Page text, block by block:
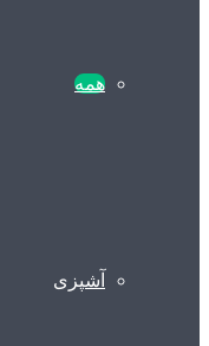
همه
آشپزی